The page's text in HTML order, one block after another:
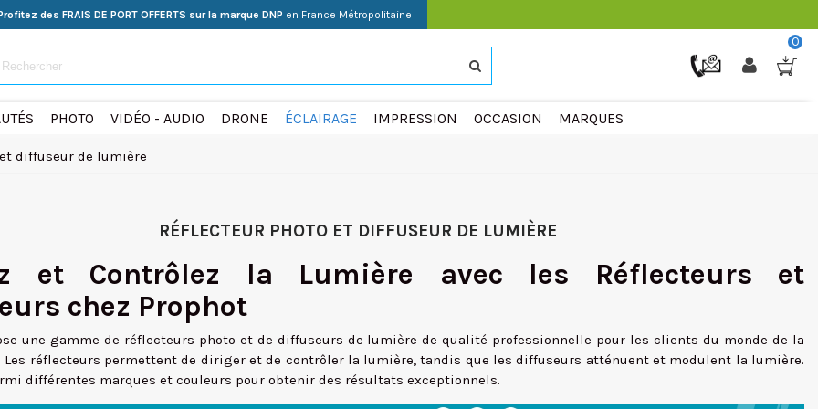
des FRAIS DE PORT OFFERTS sur la marque DNP en France Métropolitaine
0
PHOTO VIDÉO - AUDIO DRONE ÉCLAIRAGE IMPRESSION OCCASION MARQUES
diffuseur de lumière
RÉFLECTEUR PHOTO ET DIFFUSEUR DE LUMIÈRE
et Contrôlez la Lumière avec les Réflecteurs et
chez Prophot
une gamme de réflecteurs photo et de diffuseurs de lumière de qualité professionnelle pour les clients du monde de la
Les réflecteurs permettent de diriger et de contrôler la lumière, tandis que les diffuseurs atténuent et modulent la lumière.
différentes marques et couleurs pour obtenir des résultats exceptionnels.